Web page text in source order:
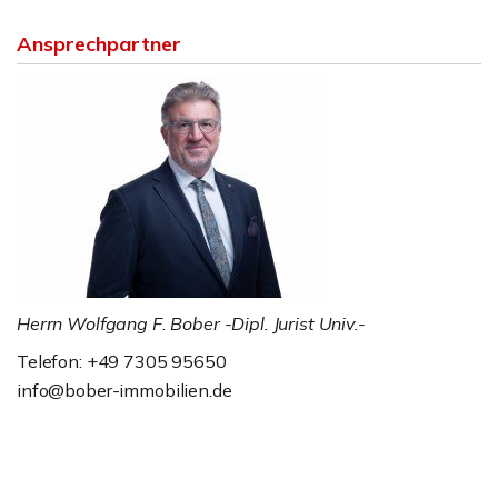
Ansprechpartner
Herrn Wolfgang F. Bober -Dipl. Jurist Univ.-
Telefon: +49 7305 95650
info@bober-immobilien.de